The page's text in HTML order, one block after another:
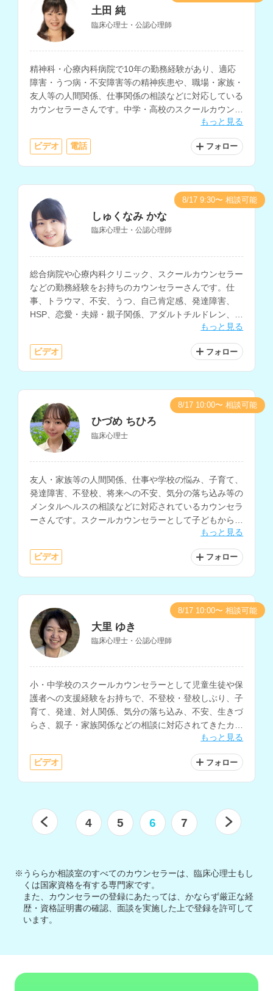
土田 純
臨床心理士・公認心理師
精神科・心療内科病院で10年の勤務経験があり、適応
障害・うつ病・不安障害等の精神疾患や、職場・家族・
友人等の人間関係、仕事関係の相談などに対応している
カウンセラーさんです。中学・高校のスクールカウンセ
ラーとして5年の経験もお持ちで、不登校の相談にも多
もっと見る
ビデオ 電話 フォロー
しゅくなみ かな
臨床心理士・公認心理師
総合病院や心療内科クリニック、スクールカウンセラー
などの勤務経験をお持ちのカウンセラーさんです。仕
事、トラウマ、不安、うつ、自己肯定感、発達障害、
HSP、恋愛・夫婦・親子関係、アダルトチルドレン、子
育て、不登校など、幅広い相談に対応されています。保
もっと見る
ビデオ フォロー
8/17 9:30〜 相談可能
ひづめ ちひろ
臨床心理士
友人・家族等の人間関係、仕事や学校の悩み、子育て、
発達障害、不登校、将来への不安、気分の落ち込み等の
メンタルヘルスの相談などに対応されているカウンセラ
ーさんです。スクールカウンセラーとして子どもから大
人まで幅広い年代の方の相談経験をお持ちです。もっと見る
ビデオ フォロー
8/17 10:00〜 相談可能
大里 ゆき
臨床心理士・公認心理師
小・中学校のスクールカウンセラーとして児童生徒や保
護者への支援経験をお持ちで、不登校・登校しぶり、子
育て、発達、対人関係、気分の落ち込み、不安、生きづ
らさ、親子・家族関係などの相談に対応されてきたカウ
もっと見る
ビデオ フォロー
8/17 10:00〜 相談可能
4 5 6 7
※うららか相談室のすべてのカウンセラーは、臨床心理士もし
くは国家資格を有する専門家です。
また、カウンセラーの登録にあたっては、かならず厳正な経
歴・資格証明書の確認、面談を実施した上で登録を許可して
います。